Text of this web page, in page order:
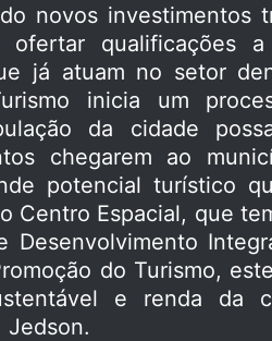
novos investimentos
qualificações
já atuam no setor
inicia um
da cidade
chegarem ao
potencial turístico
Centro Espacial, que
Desenvolvimento
do Turismo,
e renda da
Jedson.